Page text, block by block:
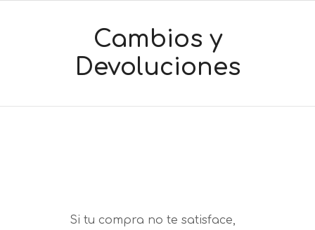
Cambios y
Devoluciones
Si tu compra no te satisface,